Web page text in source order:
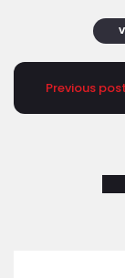
Previous post